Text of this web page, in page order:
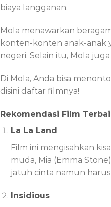
biaya langganan.
Mola menawarkan
konten-konten anak-anak
negeri. Selain itu, Mola
Di Mola, Anda bisa
disini daftar filmnya!
Rekomendasi Film
La La Land
Film ini mengisahkan
muda, Mia (Emma
jatuh cinta namun
Insidious